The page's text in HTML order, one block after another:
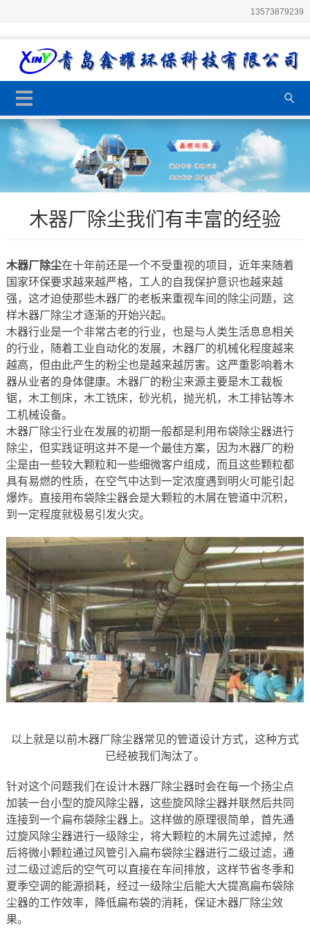
13573879239
木器厂除尘我们有丰富的经验
木器厂除尘在十年前还是一个不受重视的项目，近年来随着
国家环保要求越来越严格，工人的自我保护意识也越来越
强，这才迫使那些木器厂的老板来重视车间的除尘问题，这
样木器厂除尘才逐渐的开始兴起。
木器行业是一个非常古老的行业，也是与人类生活息息相关
的行业，随着工业自动化的发展，木器厂的机械化程度越来
越高，但由此产生的粉尘也是越来越厉害。这严重影响着木
器从业者的身体健康。木器厂的粉尘来源主要是木工裁板
锯，木工刨床，木工铣床，砂光机，抛光机，木工排钻等木
工机械设备。
木器厂除尘行业在发展的初期一般都是利用布袋除尘器进行
除尘，但实践证明这并不是一个最佳方案，因为木器厂的粉
尘是由一些较大颗粒和一些细微客户组成，而且这些颗粒都
具有易燃的性质，在空气中达到一定浓度遇到明火可能引起
爆炸。直接用布袋除尘器会是大颗粒的木屑在管道中沉积，
到一定程度就极易引发火灾。
以上就是以前木器厂除尘器常见的管道设计方式，这种方式
已经被我们淘汰了。
针对这个问题我们在设计木器厂除尘器时会在每一个扬尘点
加装一台小型的旋风除尘器，这些旋风除尘器并联然后共同
连接到一个扁布袋除尘器上。这样做的原理很简单，首先通
过旋风除尘器进行一级除尘，将大颗粒的木屑先过滤掉，然
后将微小颗粒通过风管引入扁布袋除尘器进行二级过滤，通
过二级过滤后的空气可以直接在车间排放，这样节省冬季和
夏季空调的能源损耗，经过一级除尘后能大大提高扁布袋除
尘器的工作效率，降低扁布袋的消耗，保证木器厂除尘效
果。